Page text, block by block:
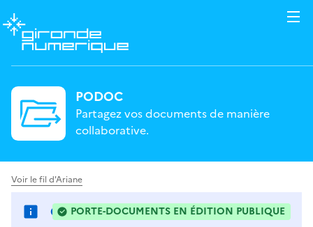
PODOC
Partagez vos documents de manière
collaborative.
Voir le fil d'Ariane
CONSEIL MUNICIPAL
PORTE-DOCUMENTS EN ÉDITION PUBLIQUE
: LES FICHIERS PEUVENT ÊTRE MODIFIÉS DE